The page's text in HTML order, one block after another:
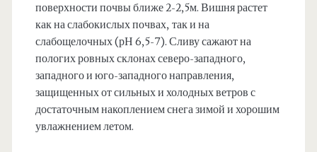
поверхности почвы ближе 2-2,5м. Вишня растет
как на слабокислых почвах, так и на
слабощелочных (рН 6,5-7). Сливу сажают на
пологих ровных склонах северо-западного,
западного и юго-западного направления,
защищенных от сильных и холодных ветров с
достаточным накоплением снега зимой и хорошим
увлажнением летом.